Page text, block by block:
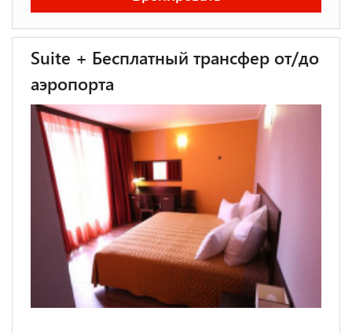
Suite + Бесплатный трансфер от/до
аэропорта